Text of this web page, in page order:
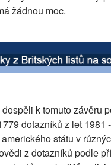
žádnou moc.
k tomuto závěru
dotazníků z let 1981
státu v
z dotazníků podle